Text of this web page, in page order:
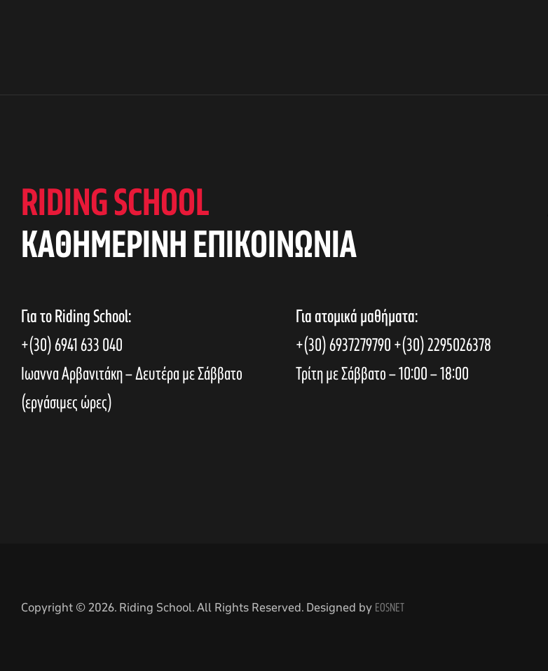
RIDING SCHOOL
KAΘΗΜΕΡΙΝΗ ΕΠΙΚΟΙΝΩΝΙΑ
Για το Riding School:
+(30) 6941 633 040
Ιωαννα Αρβανιτάκη – Δευτέρα με Σάββατο
(εργάσιμες ώρες)
Για ατομικά μαθήματα:
+(30) 6937279790+(30) 2295026378
Τρίτη με Σάββατο – 10:00 – 18:00
Copyright © 2026. Riding School. All Rights Reserved. Designed by EOSNET